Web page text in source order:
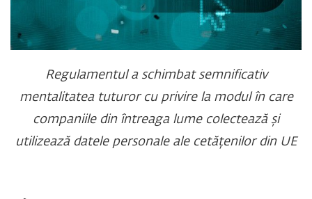
Regulamentul a schimbat semnificativ
mentalitatea tuturor cu privire la modul în care
companiile din întreaga lume colectează și
utilizează datele personale ale cetățenilor din UE